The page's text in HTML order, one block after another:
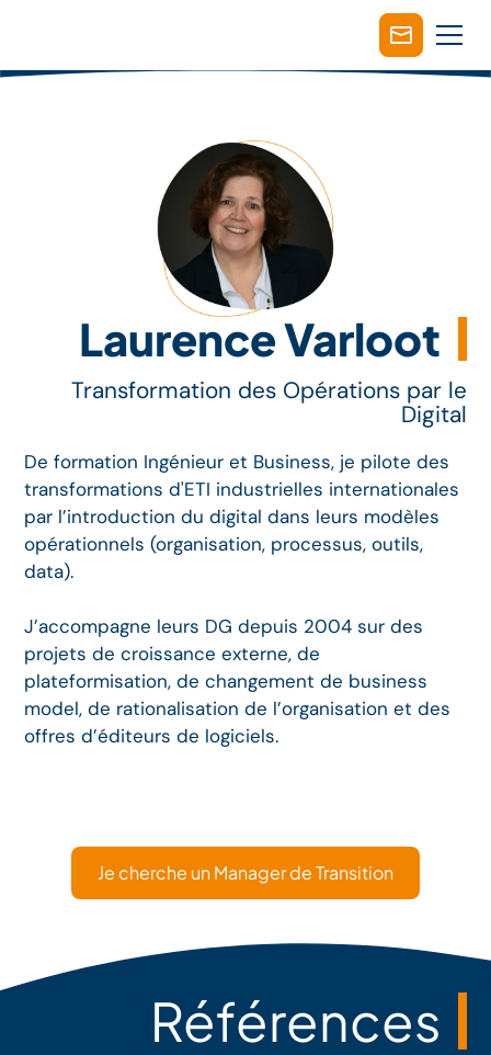
Laurence Varloot
Transformation des Opérations par le
Digital
De formation Ingénieur et Business, je pilote des
transformations d'ETI industrielles internationales
par l’introduction du digital dans leurs modèles
opérationnels (organisation, processus, outils,
data).
J’accompagne leurs DG depuis 2004 sur des
projets de croissance externe, de
plateformisation, de changement de business
model, de rationalisation de l’organisation et des
offres d’éditeurs de logiciels.
Je cherche un Manager de Transition
Références